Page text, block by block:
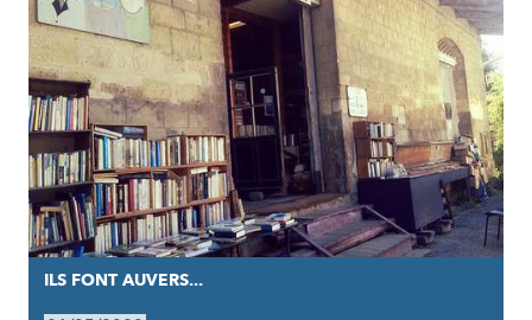
ILS FONT AUVERS...